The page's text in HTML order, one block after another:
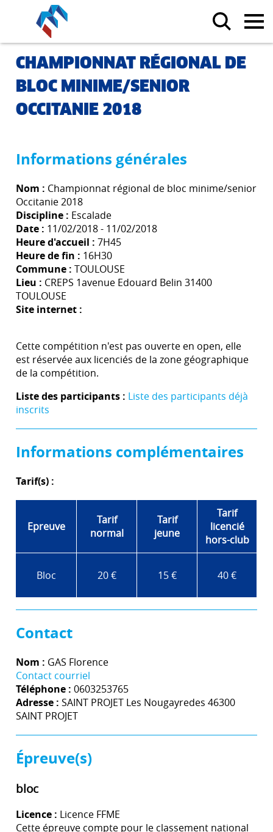
CHAMPIONNAT RÉGIONAL DE
BLOC MINIME/SENIOR
OCCITANIE 2018
Informations générales
Nom : Championnat régional de bloc minime/senior
Occitanie 2018
Discipline : Escalade
Date : 11/02/2018 - 11/02/2018
Heure d'accueil : 7H45
Heure de fin : 16H30
Commune : TOULOUSE
Lieu : CREPS 1avenue Edouard Belin 31400
TOULOUSE
Site internet :
Cette compétition n'est pas ouverte en open, elle
est réservée aux licenciés de la zone géographique
de la compétition.
Liste des participants : Liste des participants déjà
inscrits
Informations complémentaires
Tarif(s) :
Epreuve
Tarif
normal
Tarif
jeune
Tarif
licencié
hors-club
Bloc 20 € 15 € 40 €
Contact
Nom : GAS Florence
Contact courriel
Téléphone : 0603253765
Adresse : SAINT PROJET Les Nougayredes 46300
SAINT PROJET
Épreuve(s)
bloc
Licence : Licence FFME
Cette épreuve compte pour le classement national